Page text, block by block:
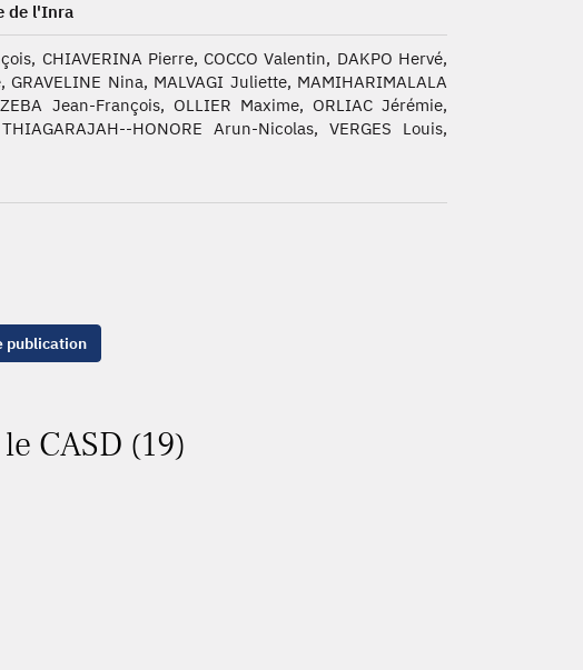
de l'Inra
CHIAVERINA Pierre, COCCO Valentin, DAKPO Hervé,
Nina, MALVAGI Juliette, MAMIHARIMALALA
Jean-François, OLLIER Maxime, ORLIAC Jérémie,
HONORE Arun-Nicolas, VERGES Louis,
publication
CASD (19)